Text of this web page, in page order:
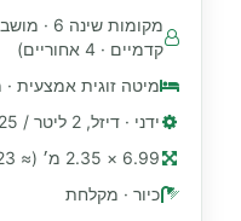
קדמיים · 4 אחוריים)
מיטה זוגית אמצעית ·
ידני · דיזל, 2 ליטר / 125 כ"ס
6.99 × 2.35 מ׳ (≈ 23 רגל)
כיור · מקלחת